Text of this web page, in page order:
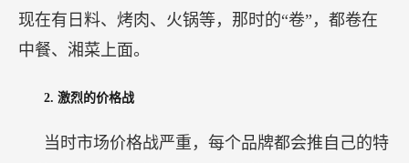
现在有日料、烤肉、火锅等，那时的“卷”，都卷在
中餐、湘菜上面。
2. 激烈的价格战
当时市场价格战严重，每个品牌都会推自己的特